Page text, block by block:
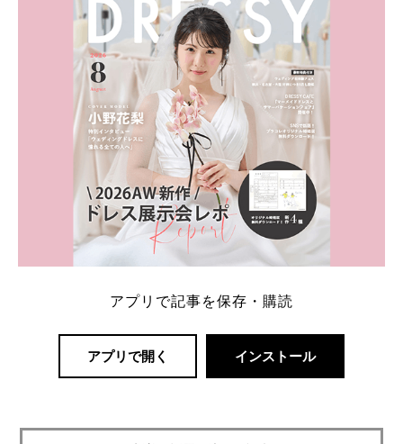
アプリで記事を保存・購読
アプリで開く インストール